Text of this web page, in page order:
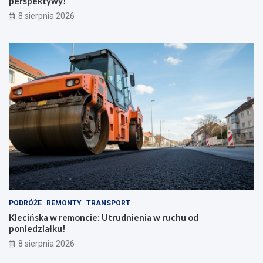
a
d
n
y
m
p
l
e
c
a
k
e
m
p
e
e
k
t
y
w
y
!
8 sierpnia 2026
PODRÓŻE REMONTY TRANSPORT
Klecińska w remoncie: Utrudnienia w ruchu od
poniedziałku!
8 sierpnia 2026